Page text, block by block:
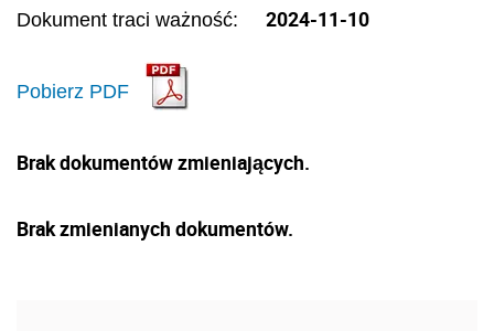
Dokument traci ważność: 2024-11-10
Pobierz PDF
Brak dokumentów zmieniających.
Brak zmienianych dokumentów.